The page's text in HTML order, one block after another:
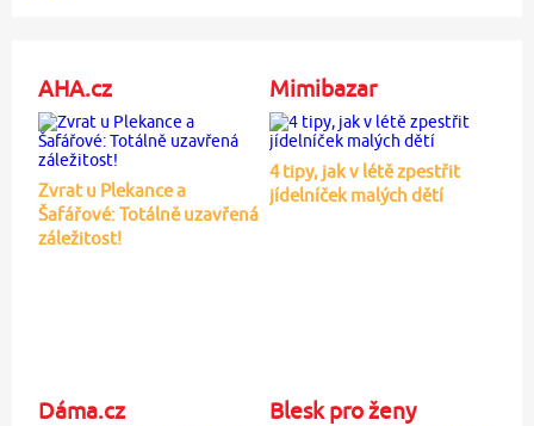
AHA.cz
Zvrat u Plekance a
Šafářové: Totálně uzavřená
záležitost!
Mimibazar
4 tipy, jak v létě zpestřit
jídelníček malých dětí
Dáma.cz Blesk pro ženy